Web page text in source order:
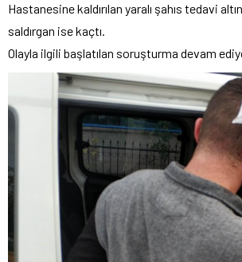
Hastanesine kaldırılan yaralı şahıs tedavi
saldırgan ise kaçtı.
Olayla ilgili başlatılan soruşturma devam